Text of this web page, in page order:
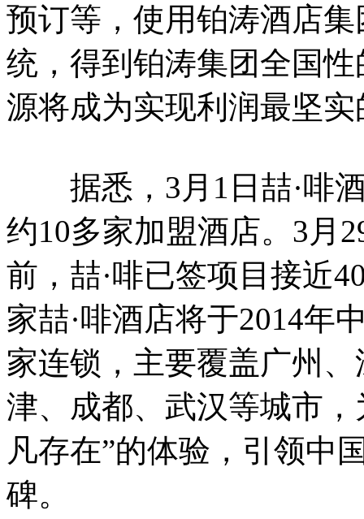
预订等，使用铂涛酒店
统，得到铂涛集团全国
源将成为实现利润最坚
据悉，3月1日喆·啡酒
约10多家加盟酒店。3月
前，喆·啡已签项目接近
家喆·啡酒店将于2014年
家连锁，主要覆盖广州
津、成都、武汉等城市
凡存在”的体验，引领中
碑。